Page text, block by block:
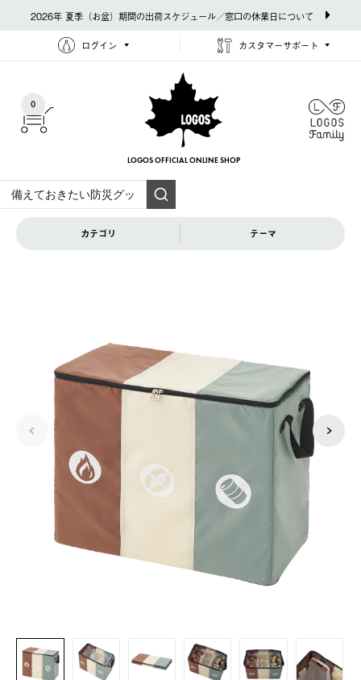
2026年 夏季（お盆）期間の出荷スケジュール／窓口の休業日について
ログイン カスタマーサポート
0
LOGOS OFFICIAL ONLINE SHOP
カテゴリ テーマ